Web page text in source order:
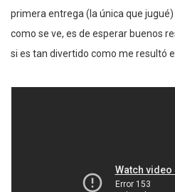
primera entrega (la única que
como se ve, es de esperar buenos
si es tan divertido como me resultó